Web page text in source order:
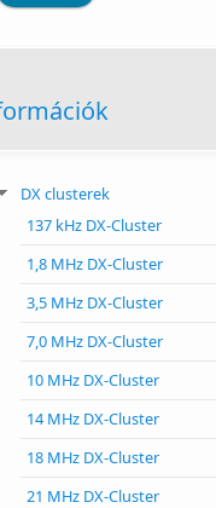
VHF és UHF
DX clusterek
137 kHz DX-Cluster
1,8 MHz DX-Cluster
3,5 MHz DX-Cluster
7,0 MHz DX-Cluster
10 MHz DX-Cluster
14 MHz DX-Cluster
18 MHz DX-Cluster
21 MHz DX-Cluster